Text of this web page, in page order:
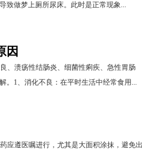
致做梦上厕所尿床。此时是正常现象...
因
、溃疡性结肠炎、细菌性痢疾、急性胃肠
。1、消化不良：在平时生活中经常食用...
应遵医嘱进行，尤其是大面积涂抹，避免出